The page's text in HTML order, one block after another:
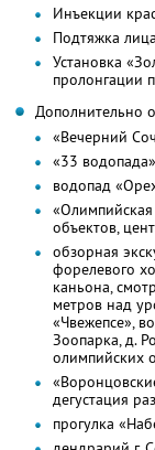
Инъекции
Подтяжка
Установка
пролонгации
Дополнительно
«Вечерний
«33 водопада»
водопад
объектов,
обзорная
форелевого
каньона,
метров над
«Чвежепсе»,
Зоопарка, д.
олимпийских
дегустация
прогулка